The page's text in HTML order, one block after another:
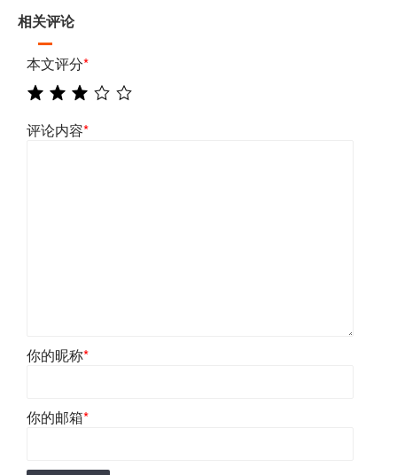
相关评论
本文评分*
评论内容*
你的昵称*
你的邮箱*